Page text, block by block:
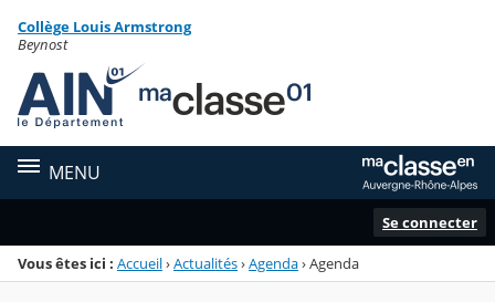
Menu de la rubrique
Contenu
Collège Louis Armstrong
Beynost
MENU
Se connecter
Vous êtes ici : Accueil›Actualités›Agenda›Agenda